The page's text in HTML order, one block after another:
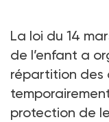
La loi du 14
de l’enfant a
répartition des
protection de